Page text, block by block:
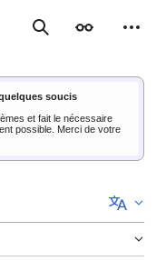
RechercherApparence
soucis
et fait le nécessaire
possible. Merci de votre